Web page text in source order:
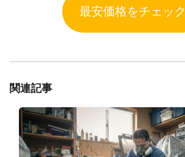
最安価格をチェック
関連記事